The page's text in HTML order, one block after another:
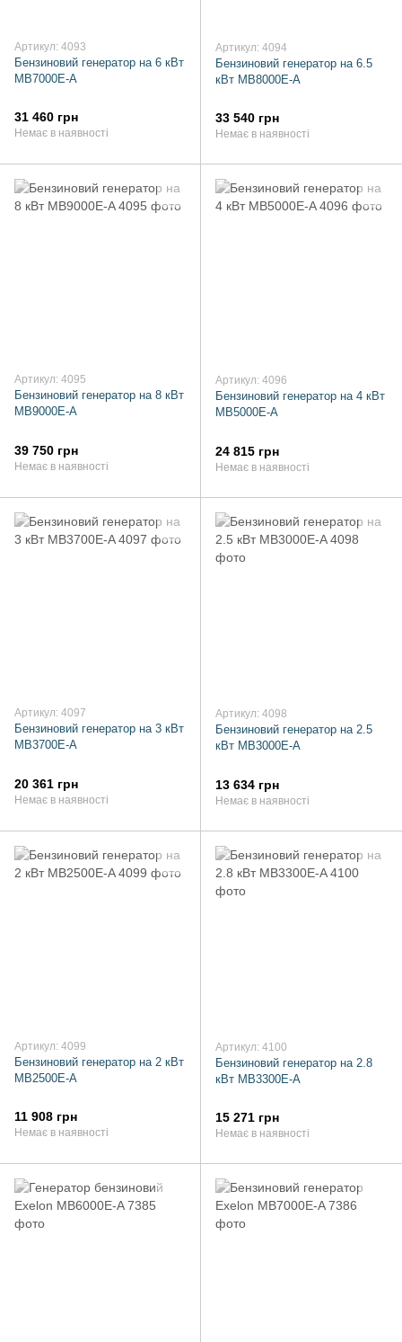
Артикул: 4093
Бензиновий генератор на 6 кВт
MB7000E-A
31 460 грн
Немає в наявності
Артикул: 4094
Бензиновий генератор на 6.5
кВт MB8000E-A
33 540 грн
Немає в наявності
Артикул: 4095
Бензиновий генератор на 8 кВт
MB9000E-A
39 750 грн
Немає в наявності
Артикул: 4096
Бензиновий генератор на 4 кВт
MB5000E-A
24 815 грн
Немає в наявності
Артикул: 4097
Бензиновий генератор на 3 кВт
MB3700E-A
20 361 грн
Немає в наявності
Артикул: 4098
Бензиновий генератор на 2.5
кВт MB3000E-A
13 634 грн
Немає в наявності
Артикул: 4099
Бензиновий генератор на 2 кВт
MB2500E-A
11 908 грн
Немає в наявності
Артикул: 4100
Бензиновий генератор на 2.8
кВт MB3300E-A
15 271 грн
Немає в наявності